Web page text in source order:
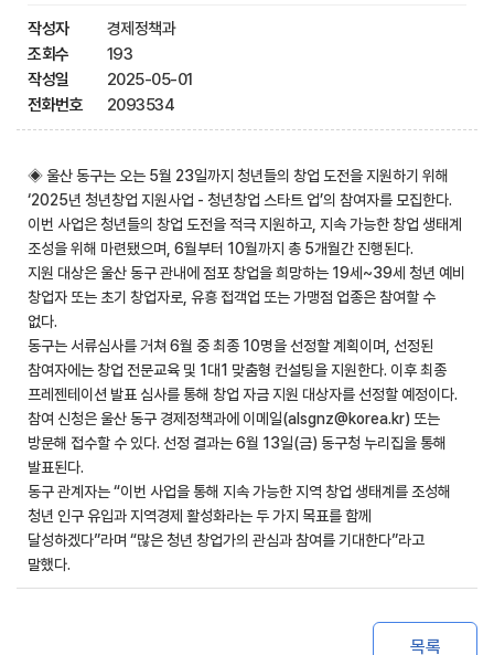
작성자
경제정책과
조회수
193
작성일
2025-05-01
전화번호
2093534
◈ 울산 동구는 오는 5월 23일까지 청년들의 창업 도전을 지원하기 위해
‘2025년 청년창업 지원사업 - 청년창업 스타트 업’의 참여자를 모집한다.
이번 사업은 청년들의 창업 도전을 적극 지원하고, 지속 가능한 창업 생태계
조성을 위해 마련됐으며, 6월부터 10월까지 총 5개월간 진행된다.
지원 대상은 울산 동구 관내에 점포 창업을 희망하는 19세~39세 청년 예비
창업자 또는 초기 창업자로, 유흥 접객업 또는 가맹점 업종은 참여할 수
없다.
동구는 서류심사를 거쳐 6월 중 최종 10명을 선정할 계획이며, 선정된
참여자에는 창업 전문교육 및 1대1 맞춤형 컨설팅을 지원한다. 이후 최종
프레젠테이션 발표 심사를 통해 창업 자금 지원 대상자를 선정할 예정이다.
참여 신청은 울산 동구 경제정책과에 이메일(alsgnz@korea.kr) 또는
방문해 접수할 수 있다. 선정 결과는 6월 13일(금) 동구청 누리집을 통해
발표된다.
동구 관계자는 “이번 사업을 통해 지속 가능한 지역 창업 생태계를 조성해
청년 인구 유입과 지역경제 활성화라는 두 가지 목표를 함께
달성하겠다”라며 “많은 청년 창업가의 관심과 참여를 기대한다”라고
말했다.
목록